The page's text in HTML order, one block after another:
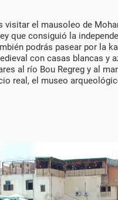
visitar el mausoleo de
que consiguió la
podrás pasear por la
con casas blancas y
al río Bou Regreg y al
real, el museo